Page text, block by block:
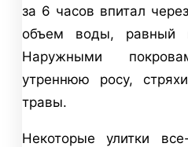
за 6 часов впитал
объем воды, равный
Наружными
утреннюю росу,
травы.
Некоторые улитки